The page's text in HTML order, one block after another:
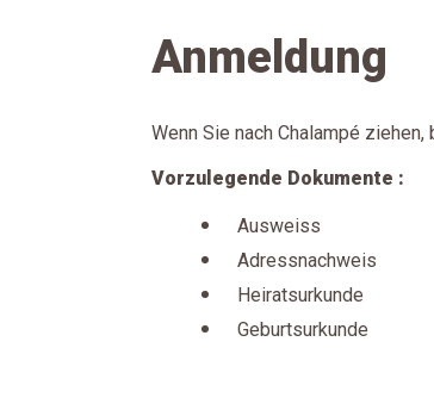
Anmeldung
Wenn Sie nach Chalampé
Vorzulegende Dokumente :
Ausweiss
Adressnachweis
Heiratsurkunde
Geburtsurkunde